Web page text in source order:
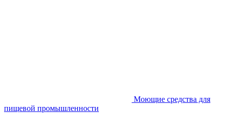
Моющие средства для
пищевой промышленности